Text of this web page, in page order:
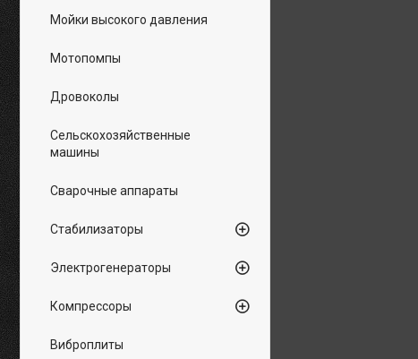
Мойки высокого давления
Мотопомпы
Дровоколы
Сельскохозяйственные
машины
Сварочные аппараты
Стабилизаторы
Электрогенераторы
Компрессоры
Виброплиты